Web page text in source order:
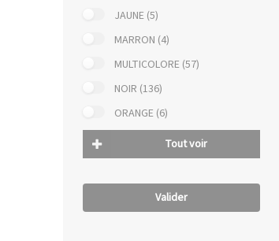
JAUNE (5)
MARRON (4)
MULTICOLORE (57)
NOIR (136)
ORANGE (6)
Tout voir
Valider